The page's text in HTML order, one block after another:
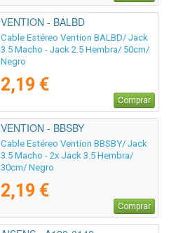
VENTION - BALBD
Cable Estéreo Vention BALBD/ Jack
3.5 Macho - Jack 2.5 Hembra/ 50cm/
Negro
2,19 €
Comprar
VENTION - BBSBY
Cable Estéreo Vention BBSBY/ Jack
3.5 Macho - 2x Jack 3.5 Hembra/
30cm/ Negro
2,19 €
Comprar